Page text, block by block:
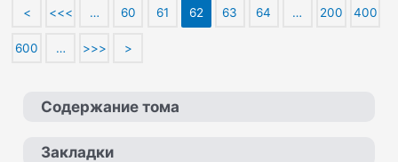
< <<< … 60 61 62 63 64 … 200 400
600 … >>> >
Содержание тома
Закладки